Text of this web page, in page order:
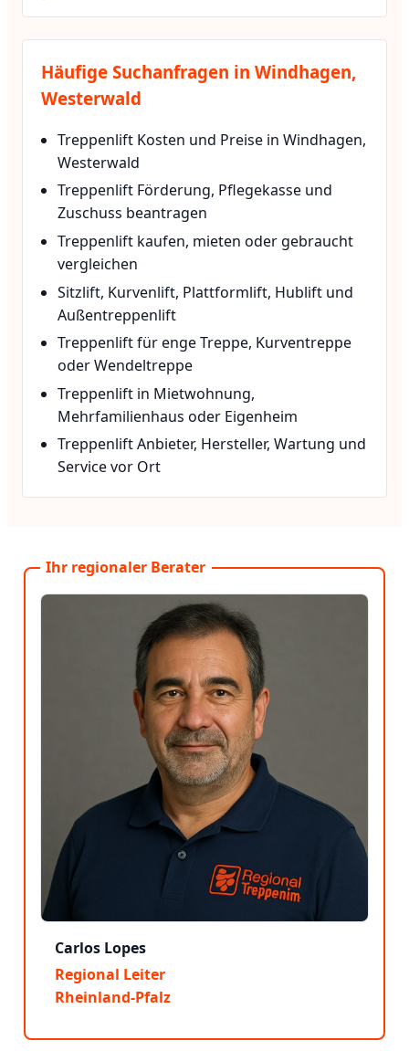
Häufige Suchanfragen in Windhagen,
Westerwald
Treppenlift Kosten und Preise in Windhagen,
Westerwald
Treppenlift Förderung, Pflegekasse und
Zuschuss beantragen
Treppenlift kaufen, mieten oder gebraucht
vergleichen
Sitzlift, Kurvenlift, Plattformlift, Hublift und
Außentreppenlift
Treppenlift für enge Treppe, Kurventreppe
oder Wendeltreppe
Treppenlift in Mietwohnung,
Mehrfamilienhaus oder Eigenheim
Treppenlift Anbieter, Hersteller, Wartung und
Service vor Ort
Ihr regionaler Berater
Carlos Lopes
Regional Leiter
Rheinland-Pfalz